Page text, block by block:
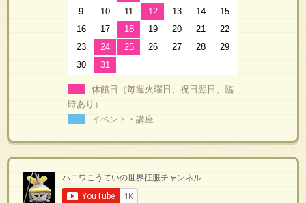
9
10 11 12 13 14
15
16
17 18 19 20 21
22
23
24 25 26 27 28
29
30
31
休館日（毎週火曜日、祝日翌日、臨
時あり）
イベント・講座